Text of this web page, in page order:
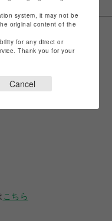
こちら
system, it may not be
original content of the
for any direct or
Thank you for your
Cancel